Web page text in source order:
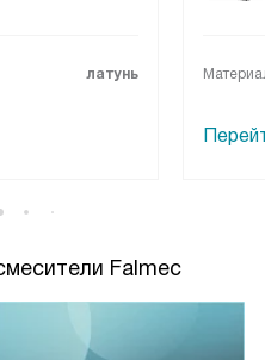
латунь
Falmec